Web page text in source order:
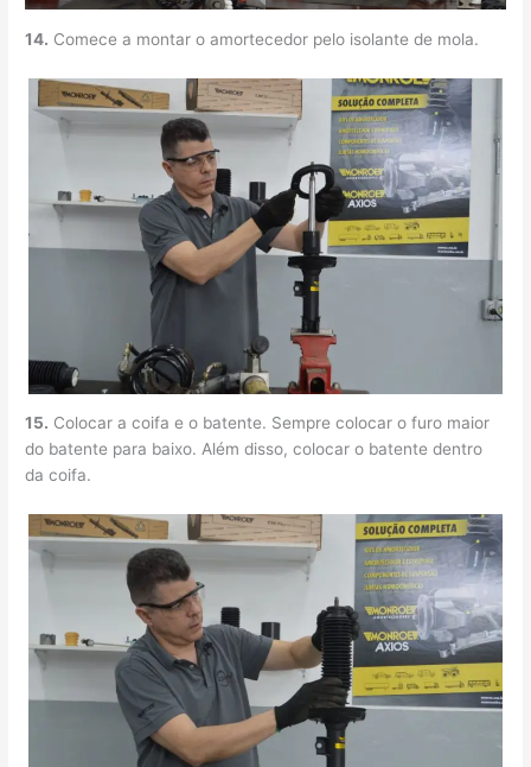
14. Comece a montar o amortecedor pelo isolante de mola.
15. Colocar a coifa e o batente. Sempre colocar o furo maior
do batente para baixo. Além disso, colocar o batente dentro
da coifa.